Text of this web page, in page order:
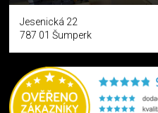
Jesenická 22
787 01 Šumperk